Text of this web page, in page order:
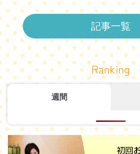
記事一覧
Ranking
週間